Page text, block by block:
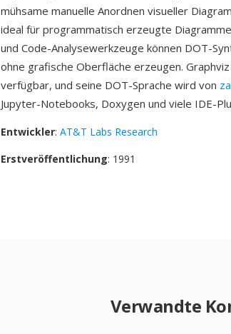
mühsame manuelle Anordnen visueller
ideal für programmatisch erzeugte
und Code-Analysewerkzeuge können DOT-
ohne grafische Oberfläche erzeugen.
verfügbar, und seine DOT-Sprache wird von
Jupyter-Notebooks, Doxygen und viele IDE-
Entwickler: AT&T Labs Research
Erstveröffentlichung: 1991
Verwandte